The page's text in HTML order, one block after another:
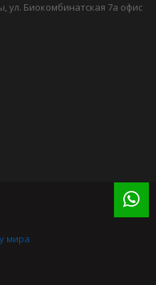
ул. Биокомбинатская 7а офис
мира